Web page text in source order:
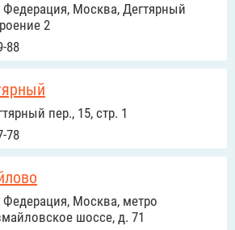
Федерация, Москва, Дегтярный
2
88
пер., 15, стр. 1
78
Федерация, Москва, метро
шоссе, д. 71